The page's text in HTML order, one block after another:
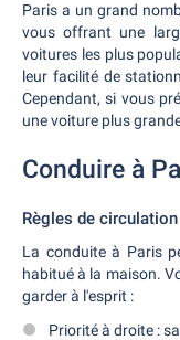
Paris a un grand
vous offrant une
voitures les plus
leur facilité de
Cependant, si vous
une voiture plus
Conduire à
Règles de circulation
La conduite à Paris
habitué à la maison.
garder à l'esprit :
Priorité à droite :